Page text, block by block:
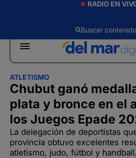
RADIO EN
ATLETISMO
Chubut ganó
plata y bronce en el
los Juegos Epade
La delegación de deportistas
provincia obtuvo excelentes
atletismo, judo, fútbol y handball.